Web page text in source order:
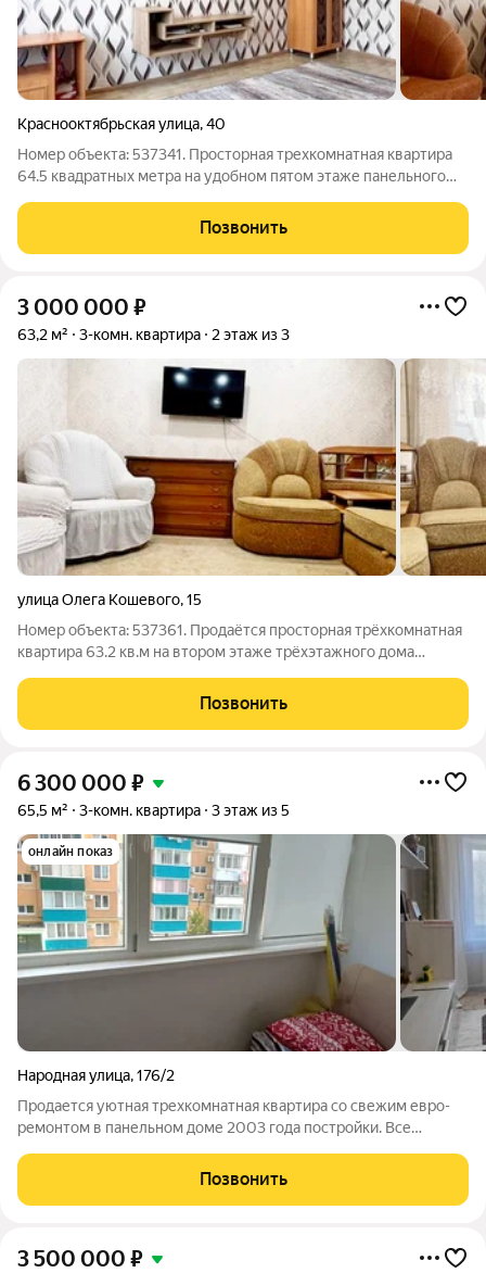
Краснооктябрьская улица,40
Номер объекта: 537341. Просторная трехкомнатная квартира
64.5 квадратных метра на удобном пятом этаже панельного
и размеренной жизни. Сейчас здесь выполнен стандартный
ремонт, который станет
Позвонить
3 000 000 ₽
63,2 м² 3-комн. квартира 2 этаж из 3
улица Олега Кошевого,15
Номер объекта: 537361. Продаётся просторная трёхкомнатная
квартира 63.2 кв.м на втором этаже трёхэтажного дома
планировка с кухней 7.8 кв.м и стандартный, готовый к
проживанию ремонт, который не
Позвонить
6 300 000 ₽
65,5 м² 3-комн. квартира 3 этаж из 5
онлайн показ
Народная улица,176/2
Продается уютная трехкомнатная квартира со свежим евро-
ремонтом в панельном доме 2003 года постройки. Все
приватность. Из окон открывается вид на тихий двор, где
расположена открытая парковка. Квартира
Позвонить
3 500 000 ₽